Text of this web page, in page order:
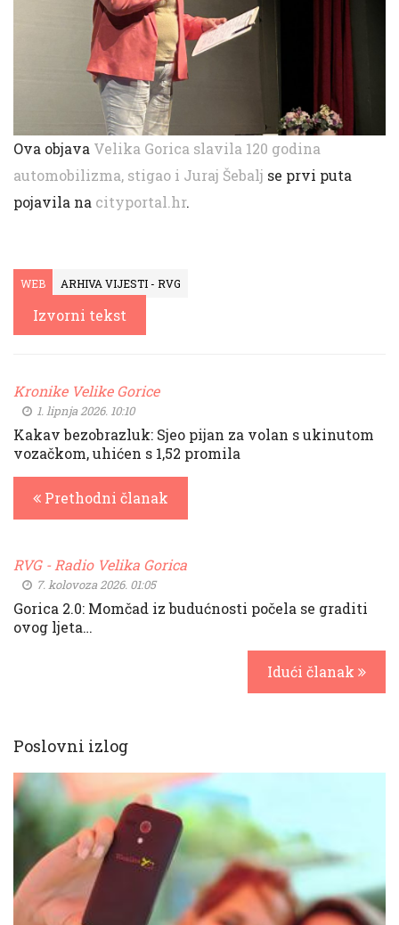
Ova objava Velika Gorica slavila 120 godina
automobilizma, stigao i Juraj Šebalj se prvi puta
pojavila na cityportal.hr.
WEB ARHIVA VIJESTI - RVG
Izvorni tekst
Kronike Velike Gorice
1. lipnja 2026. 10:10
Kakav bezobrazluk: Sjeo pijan za volan s ukinutom
vozačkom, uhićen s 1,52 promila
Prethodni članak
RVG - Radio Velika Gorica
7. kolovoza 2026. 01:05
Gorica 2.0: Momčad iz budućnosti počela se graditi
ovog ljeta…
Idući članak
Poslovni izlog